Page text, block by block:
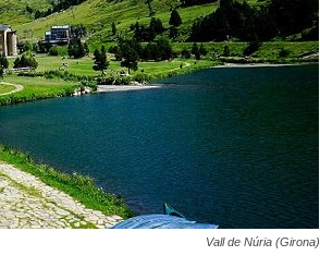
Vall de Núria (Girona)